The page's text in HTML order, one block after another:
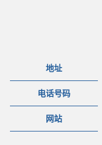
地址
电话号码
网站